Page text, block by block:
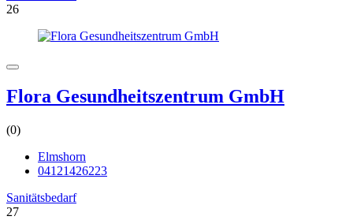
26
Flora Gesundheitszentrum GmbH
(0)
Elmshorn
04121426223
Sanitätsbedarf
27